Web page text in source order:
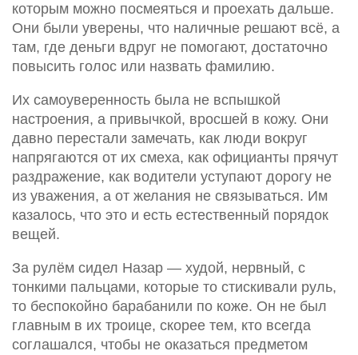
которым можно посмеяться и проехать дальше.
Они были уверены, что наличные решают всё, а
там, где деньги вдруг не помогают, достаточно
повысить голос или назвать фамилию.
Их самоуверенность была не вспышкой
настроения, а привычкой, вросшей в кожу. Они
давно перестали замечать, как люди вокруг
напрягаются от их смеха, как официанты прячут
раздражение, как водители уступают дорогу не
из уважения, а от желания не связываться. Им
казалось, что это и есть естественный порядок
вещей.
За рулём сидел Назар — худой, нервный, с
тонкими пальцами, которые то стискивали руль,
то беспокойно барабанили по коже. Он не был
главным в их троице, скорее тем, кто всегда
соглашался, чтобы не оказаться предметом